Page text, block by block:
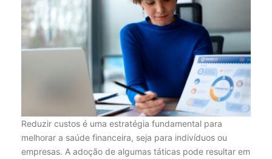
Reduzir custos é uma estratégia fundamental para
melhorar a saúde financeira, seja para indivíduos ou
empresas. A adoção de algumas táticas pode resultar em